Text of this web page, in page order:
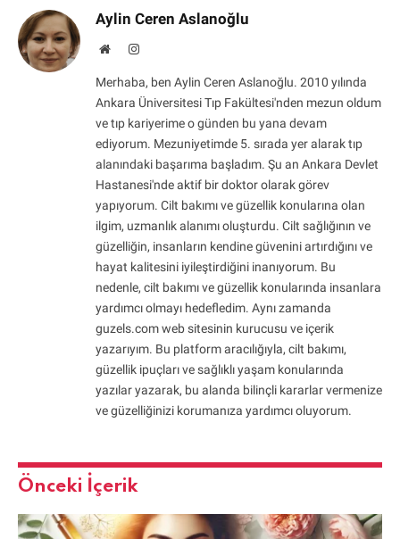
Aylin Ceren Aslanoğlu
WebsiteInstagram
Merhaba, ben Aylin Ceren Aslanoğlu. 2010 yılında
Ankara Üniversitesi Tıp Fakültesi'nden mezun oldum
ve tıp kariyerime o günden bu yana devam
ediyorum. Mezuniyetimde 5. sırada yer alarak tıp
alanındaki başarıma başladım. Şu an Ankara Devlet
Hastanesi'nde aktif bir doktor olarak görev
yapıyorum. Cilt bakımı ve güzellik konularına olan
ilgim, uzmanlık alanımı oluşturdu. Cilt sağlığının ve
güzelliğin, insanların kendine güvenini artırdığını ve
hayat kalitesini iyileştirdiğini inanıyorum. Bu
nedenle, cilt bakımı ve güzellik konularında insanlara
yardımcı olmayı hedefledim. Aynı zamanda
guzels.com web sitesinin kurucusu ve içerik
yazarıyım. Bu platform aracılığıyla, cilt bakımı,
güzellik ipuçları ve sağlıklı yaşam konularında
yazılar yazarak, bu alanda bilinçli kararlar vermenize
ve güzelliğinizi korumanıza yardımcı oluyorum.
Önceki İçerik